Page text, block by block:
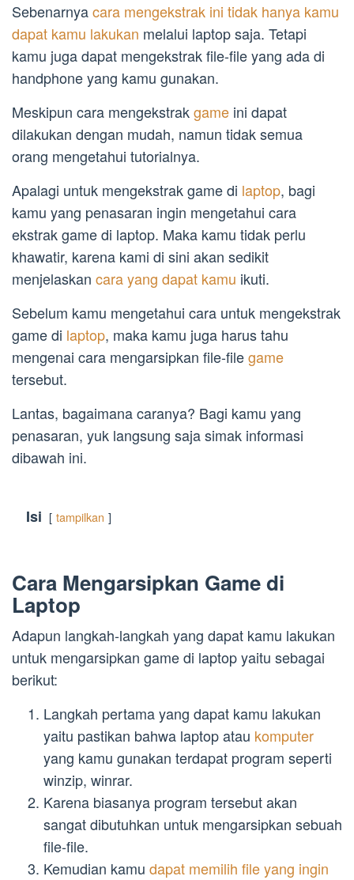
Sebenarnyacara mengekstrak ini tidak hanya kamu
dapat kamu lakukan melalui laptop saja. Tetapi
kamu juga dapat mengekstrak file-file yang ada di
handphone yang kamu gunakan.
Meskipun cara mengekstrakgame ini dapat
dilakukan dengan mudah, namun tidak semua
orang mengetahui tutorialnya.
Apalagi untuk mengekstrak game di laptop, bagi
kamu yang penasaran ingin mengetahui cara
ekstrak game di laptop. Maka kamu tidak perlu
khawatir, karena kami di sini akan sedikit
menjelaskan cara yang dapat kamu ikuti.
Sebelum kamu mengetahui cara untuk mengekstrak
game di laptop, maka kamu juga harus tahu
mengenai cara mengarsipkan file-filegame
tersebut.
Lantas, bagaimana caranya? Bagi kamu yang
penasaran, yuk langsung saja simak informasi
dibawah ini.
Isi tampilkan
Cara Mengarsipkan Game di
Laptop
Adapun langkah-langkah yang dapat kamu lakukan
untuk mengarsipkan game di laptop yaitu sebagai
berikut:
Langkah pertama yang dapat kamu lakukan
yaitu pastikan bahwa laptop atau komputer
yang kamu gunakan terdapat program seperti
winzip, winrar.
Karena biasanya program tersebut akan
sangat dibutuhkan untuk mengarsipkan sebuah
file-file.
Kemudian kamu dapat memilih file yang ingin